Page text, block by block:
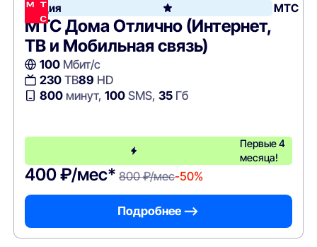
Акция МТС
МТС Дома Отлично (Интернет,
ТВ и Мобильная связь)
100Мбит/с
230ТВ89 HD
800минут, 100SMS, 35Гб
Первые 4
месяца!
400 ₽/мес* 800 ₽/мес-50%
Подробнее —>